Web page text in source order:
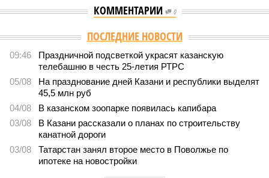
КОММЕНТАРИИ 0
ПОСЛЕДНИЕ НОВОСТИ
09:46
Праздничной подсветкой украсят казанскую
телебашню в честь 25-летия РТРС
05/08
На празднование дней Казани и республики выделят
45,5 млн руб
04/08
В казанском зоопарке появилась капибара
03/08
В Казани рассказали о планах по строительству
канатной дороги
03/08
Татарстан занял второе место в Поволжье по
ипотеке на новостройки